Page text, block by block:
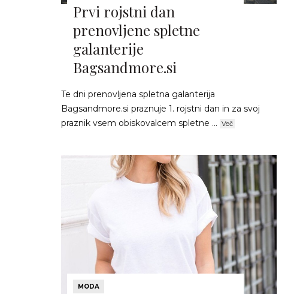
Prvi rojstni dan
prenovljene spletne
galanterije
Bagsandmore.si
Te dni prenovljena spletna galanterija
Bagsandmore.si praznuje 1. rojstni dan in za svoj
praznik vsem obiskovalcem spletne ... Več
MODA